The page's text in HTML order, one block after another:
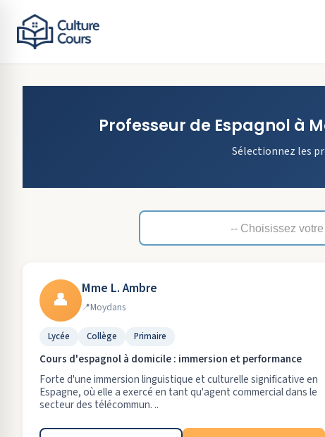
Professeur de Espagnol à
Sélectionnez les
👤 Mme L. Ambre
Moydans
Lycée Collège Primaire
Cours d'espagnol à domicile : immersion et performance
Forte d'une immersion linguistique et culturelle significative en
Espagne, où elle a exercé en tant qu'agent commercial dans le
secteur des télécommun. ..